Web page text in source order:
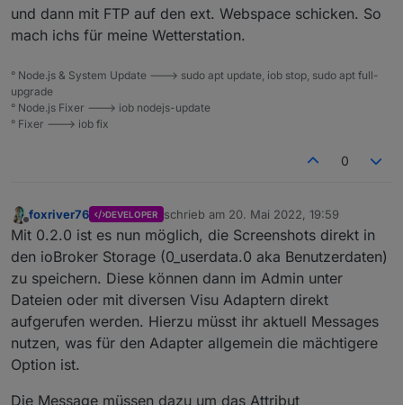
und dann mit FTP auf den ext. Webspace schicken. So
mach ichs für meine Wetterstation.
° Node.js & System Update ---> sudo apt update, iob stop, sudo apt full-
upgrade
° Node.js Fixer ---> iob nodejs-update
° Fixer ---> iob fix
0
Offline
foxriver76 DEVELOPER schrieb am 20. Mai 2022, 19:59
zuletzt editiert von
Mit 0.2.0 ist es nun möglich, die Screenshots direkt in
den ioBroker Storage (0_userdata.0 aka Benutzerdaten)
zu speichern. Diese können dann im Admin unter
Dateien oder mit diversen Visu Adaptern direkt
aufgerufen werden. Hierzu müsst ihr aktuell Messages
nutzen, was für den Adapter allgemein die mächtigere
Option ist.
Die Message müssen dazu um das Attribut